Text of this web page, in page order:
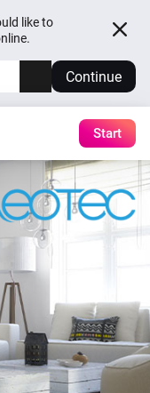
like to
Continue
Start